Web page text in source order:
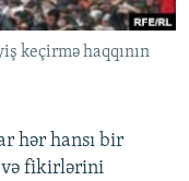
keçirmə haqqının
hər hansı bir
və fikirlərini